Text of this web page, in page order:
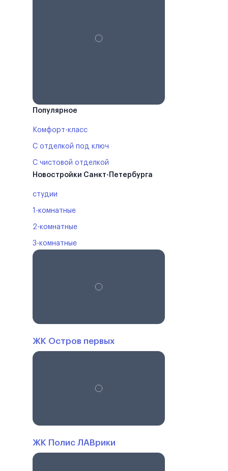
Популярное
Комфорт-класс
С отделкой под ключ
С чистовой отделкой
Новостройки Санкт-Петербурга
студии
1-комнатные
2-комнатные
3-комнатные
ЖК Остров первых
ЖК Полис ЛАВрики